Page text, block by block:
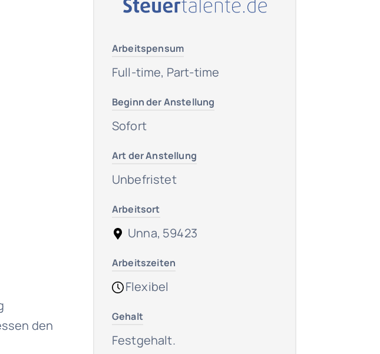
den
Arbeitspensum
Full-time, Part-time
Beginn der Anstellung
Sofort
Art der Anstellung
Unbefristet
Arbeitsort
Unna, 59423
Arbeitszeiten
Flexibel
Gehalt
Festgehalt.